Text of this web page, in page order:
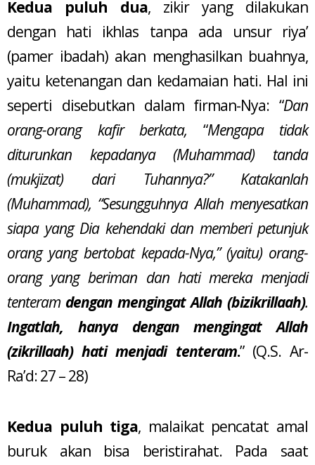
Kedua puluh dua, zikir yang dilakukan
dengan hati ikhlas tanpa ada unsur riya’
(pamer ibadah) akan menghasilkan buahnya,
yaitu ketenangan dan kedamaian hati. Hal ini
seperti disebutkan dalam firman-Nya: “Dan
orang-orang kafir berkata, “Mengapa tidak
diturunkan kepadanya (Muhammad) tanda
(mukjizat) dari Tuhannya?” Katakanlah
(Muhammad), “Sesungguhnya Allah menyesatkan
siapa yang Dia kehendaki dan memberi petunjuk
orang yang bertobat kepada-Nya,” (yaitu) orang-
orang yang beriman dan hati mereka menjadi
tenteram dengan mengingat Allah (bizikrillaah).
Ingatlah, hanya dengan mengingat Allah
(zikrillaah) hati menjadi tenteram.” (Q.S. Ar-
Ra’d: 27 – 28)
Kedua puluh tiga, malaikat pencatat amal
buruk akan bisa beristirahat. Pada saat